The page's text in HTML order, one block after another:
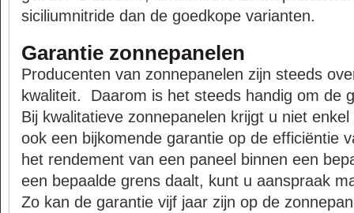
siciliumnitride dan de goedkope varianten.
Garantie zonnepanelen
Producenten van zonnepanelen zijn steeds
kwaliteit. Daarom is het steeds handig om de
Bij kwalitatieve zonnepanelen krijgt u niet
ook een bijkomende garantie op de efficiëntie
het rendement van een paneel binnen een
een bepaalde grens daalt, kunt u aanspraak
Zo kan de garantie vijf jaar zijn op de